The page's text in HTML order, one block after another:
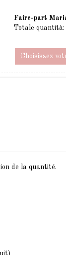
Faire-part
Totale quantità:
Choisissez
de la quantité.